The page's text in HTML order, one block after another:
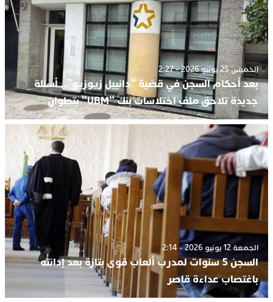
الخميس 25 يونيو 2026 - 2:27
بعد أحكام السجن في قضية “دانييل زيوزيو”.. أسئلة
جديدة تلاحق ملف اختلاسات بنك “UBM” بتطوان
الجمعة 12 يونيو 2026 - 2:14
السجن 5 سنوات لمدرب ألعاب قوى بتازة بعد إدانته
باغتصاب عداءة قاصر